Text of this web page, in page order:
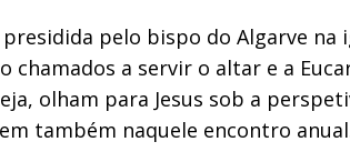
pelo bispo do Algarve
chamados a servir o altar e a
olham para Jesus sob a
também naquele encontro